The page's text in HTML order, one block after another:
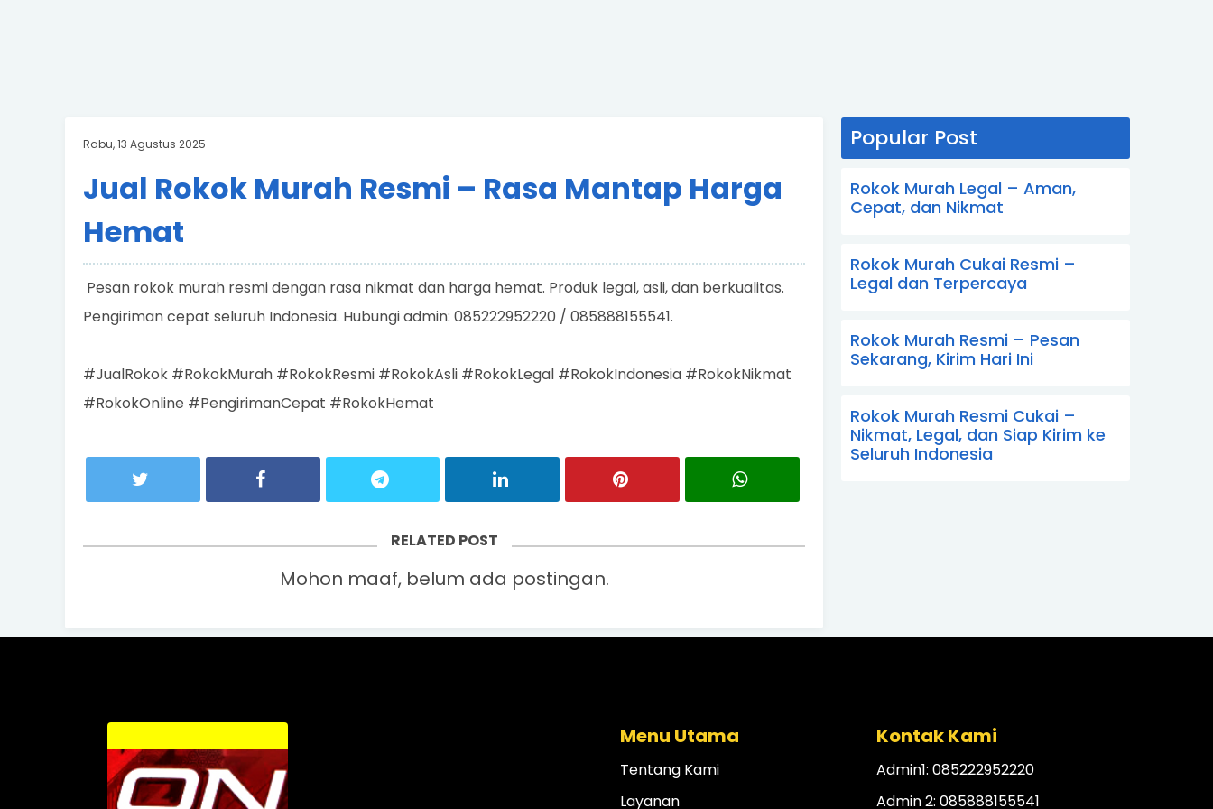
Rabu, 13 Agustus 2025
Jual Rokok Murah Resmi – Rasa Mantap Harga
Hemat
Pesan rokok murah resmi dengan rasa nikmat dan harga hemat. Produk legal, asli, dan berkualitas.
Pengiriman cepat seluruh Indonesia. Hubungi admin: 085222952220 / 085888155541.
#JualRokok #RokokMurah #RokokResmi #RokokAsli #RokokLegal #RokokIndonesia #RokokNikmat
#RokokOnline #PengirimanCepat #RokokHemat
RELATED POST
Mohon maaf, belum ada postingan.
Popular Post
Rokok Murah Legal – Aman,
Cepat, dan Nikmat
Rokok Murah Cukai Resmi –
Legal dan Terpercaya
Rokok Murah Resmi – Pesan
Sekarang, Kirim Hari Ini
Rokok Murah Resmi Cukai –
Nikmat, Legal, dan Siap Kirim ke
Seluruh Indonesia
Menu Utama
Tentang Kami
Layanan
Kontak Kami
Admin1: 085222952220
Admin 2: 085888155541